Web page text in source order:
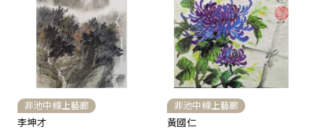
非池中線上藝廊
李坤才
非池中線上藝廊
黃國仁